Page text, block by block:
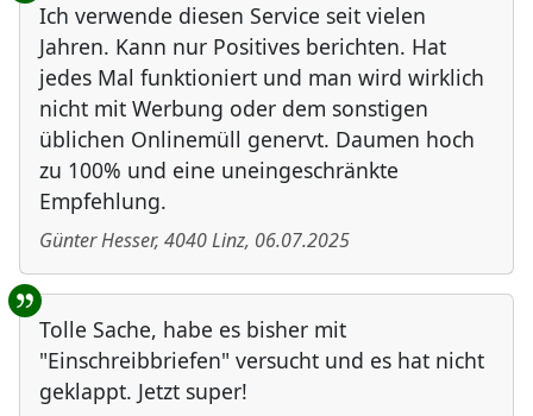
Ich verwende diesen Service seit vielen
Jahren. Kann nur Positives berichten. Hat
jedes Mal funktioniert und man wird wirklich
nicht mit Werbung oder dem sonstigen
üblichen Onlinemüll genervt. Daumen hoch
zu 100% und eine uneingeschränkte
Empfehlung.
Günter Hesser, 4040Linz, 06.07.2025
Tolle Sache, habe es bisher mit
"Einschreibbriefen" versucht und es hat nicht
geklappt. Jetzt super!